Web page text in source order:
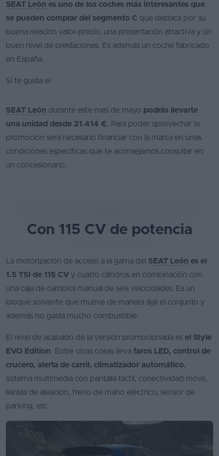
SEAT León es uno de los coches más interesantes que
se pueden comprar del segmento C que destaca por su
buena relación valor-precio, una presentación atractiva y un
buen nivel de prestaciones. Es además un coche fabricado
en España.
Si te gusta el
SEAT León durante este mes de mayo podrás llevarte
una unidad desde 21.414 €. Para poder aprovechar la
promoción será necesario financiar con la marca en unas
condiciones específicas que te aconsejamos consultar en
un concesionario.
Con 115 CV de potencia
La motorización de acceso a la gama del SEAT León es el
1.5 TSI de 115 CV y cuatro cilindros en combinación con
una caja de cambios manual de seis velocidades. Es un
bloque solvente que mueve de manera ágil el conjunto y
además no gasta mucho combustible.
El nivel de acabado de la versión promocionada es el Style
EVO Edition. Entre otras cosas lleva faros LED, control de
crucero, alerta de carril, climatizador automático,
sistema multimedia con pantalla táctil, conectividad móvil,
llantas de aleación, freno de mano eléctrico, sensor de
parking, etc.